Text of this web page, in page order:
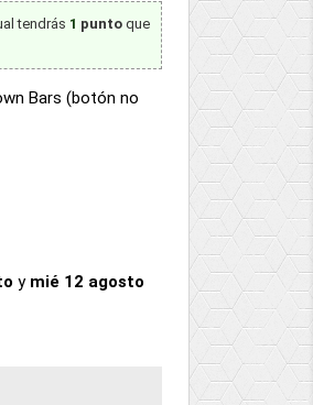
tendrás 1 punto que
Bars (botón no
y mié 12 agosto